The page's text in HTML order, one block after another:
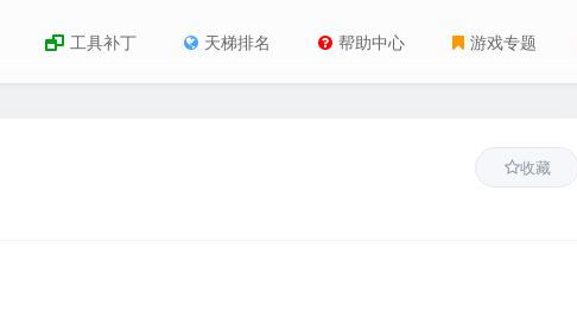
工具补丁 天梯排名 帮助中心 游戏专题
收藏